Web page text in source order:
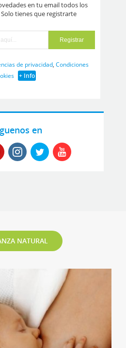
en tu email todos los
tienes que registrarte
de privacidad,Condiciones
+ Info
en
NATURAL